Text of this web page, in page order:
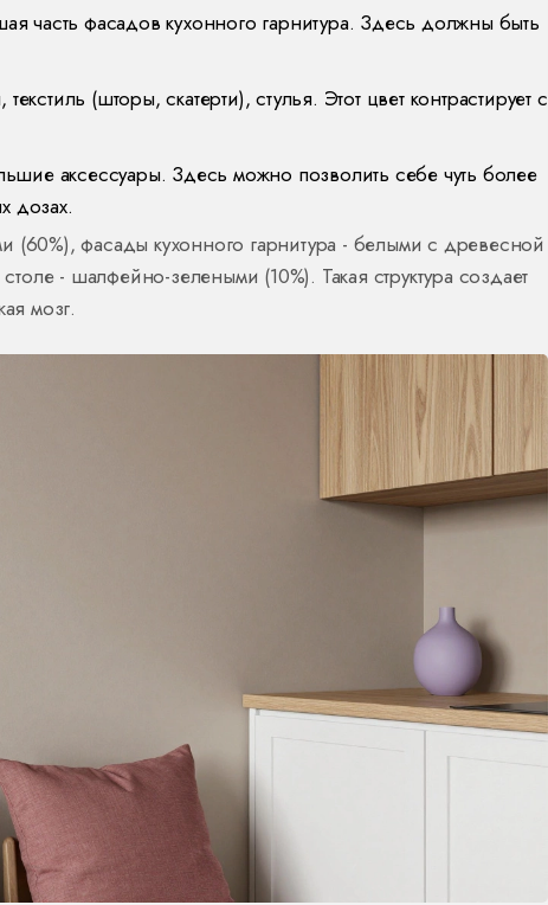
часть фасадов кухонного гарнитура. Здесь должны быть
(шторы, скатерти), стулья. Этот цвет контрастирует с
аксессуары. Здесь можно позволить себе чуть более
дозах.
(60%), фасады кухонного гарнитура - белыми с древесной
- шалфейно-зелеными (10%). Такая структура создает
мозг.